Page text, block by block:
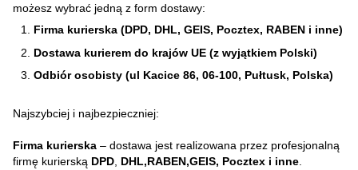
możesz wybrać jedną z form dostawy:
Firma kurierska (DPD, DHL, GEIS, Pocztex, RABEN i inne)
Dostawa kurierem do krajów UE (z wyjątkiem Polski)
Odbiór osobisty (ul Kacice 86, 06-100, Pułtusk, Polska)
Najszybciej i najbezpieczniej:
Firma kurierska – dostawa jest realizowana przez profesjonalną
firmę kurierską DPD, DHL,RABEN,GEIS, Pocztex i inne.